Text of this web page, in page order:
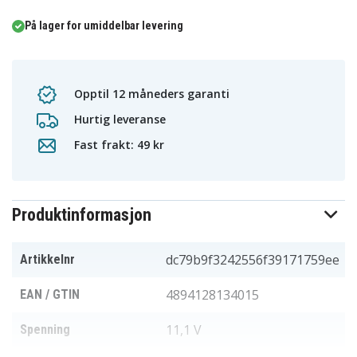
På lager for umiddelbar levering
Opptil 12 måneders garanti
Hurtig leveranse
Fast frakt: 49 kr
Produktinformasjon
Artikkelnr dc79b9f3242556f39171759ee
EAN / GTIN 4894128134015
Spenning 11,1 V